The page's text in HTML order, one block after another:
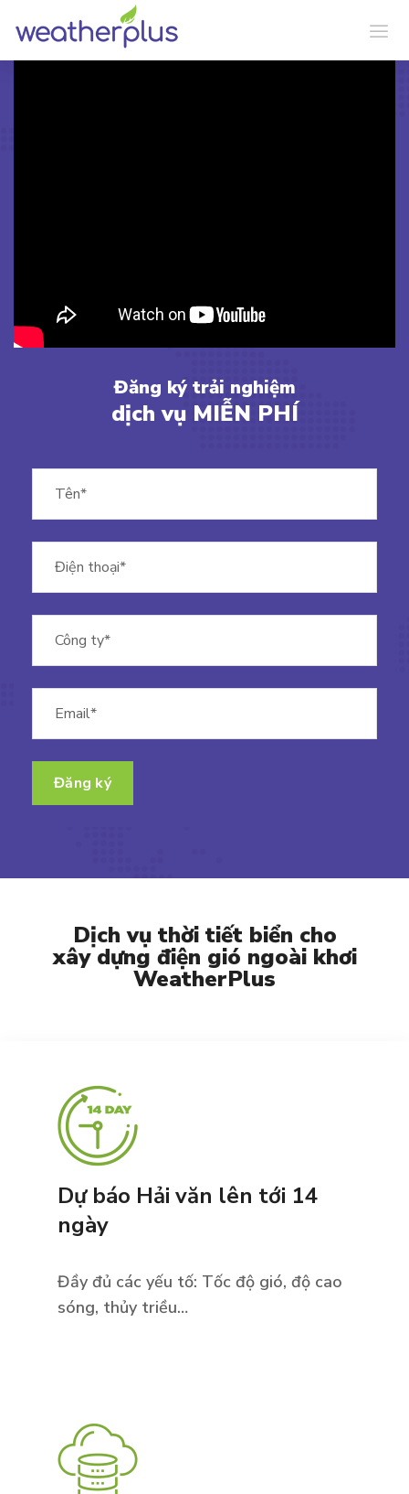
Đăng ký trải nghiệm
dịch vụ MIỄN PHÍ
Dịch vụ thời tiết biển cho
xây dựng điện gió ngoài khơi
WeatherPlus
Dự báo Hải văn lên tới 14
ngày
Đầy đủ các yếu tố: Tốc độ gió, độ cao
sóng, thủy triều…